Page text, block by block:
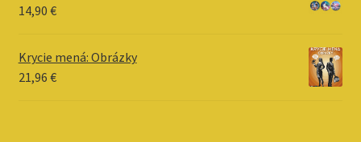
14,90 €
Krycie mená: Obrázky
21,96 €